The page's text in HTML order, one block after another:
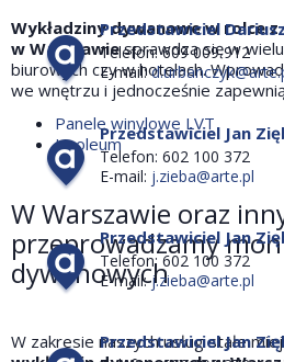
Przedstawiciel
Telefon: 609 009 912
E-mail:
Przedstawiciel Jan
Telefon: 602 100 372
E-mail: j.zieba@arte.pl
Przedstawiciel Jan
Telefon: 602 100 372
E-mail:j.zieba@arte.pl
Przedstawiciel Jan
Wykładziny dywanowe w rolce
w Warszawiesprawdzą się w
biurowych czy w hotelach.
we wnętrzu i jednocześnie
Panele winylowe LVT
Linoleum
W Warszawie oraz
przeprowadzamy
dywanowych
W zakresie naszych usług stałe